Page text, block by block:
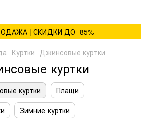
| СКИДКИ ДО -85%
Куртки Джинсовые куртки
куртки
куртки
Плащи
Зимние куртки